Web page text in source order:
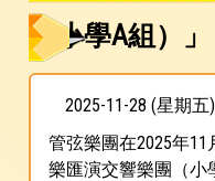
（小學A組）」
2025-11-28 (星期五)
管弦樂團在2025年
樂匯演交響樂團（小